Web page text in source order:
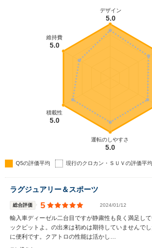
り、ハンドリングと乗り心地が高度
されている（2017.10）
デザイン
5.0
運転のしやすさ
5.0
積載性
5.0
維持費
5.0
Q5の評価平均 現行のクロカン・ＳＵＶの評価平均
ラグジュアリー＆スポーツ
総合評価 5 2024/01/12
輸入車ディーゼル二台目ですが静粛性も良く満足し
ックピットよ。の出来は初めは期待していませんで
に便利です。クアトロの性能は活かし…